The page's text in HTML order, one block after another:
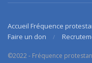
Accueil Fréquence
Faire un don
©2022 - Fréquence